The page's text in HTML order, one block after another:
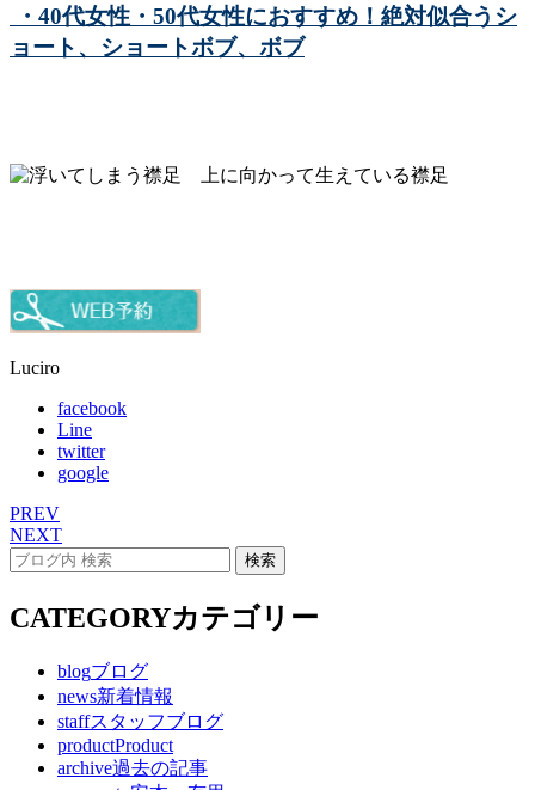
・40代女性・50代女性におすすめ！絶対似合うシ
ョート、ショートボブ、ボブ
Luciro
facebook
Line
twitter
google
PREV
NEXT
CATEGORYカテゴリー
blogブログ
news新着情報
staffスタッフブログ
productProduct
archive過去の記事